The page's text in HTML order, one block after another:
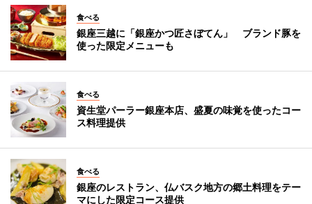
食べる
銀座三越に「銀座かつ匠さぼてん」 ブランド豚を
使った限定メニューも
食べる
資生堂パーラー銀座本店、盛夏の味覚を使ったコー
ス料理提供
食べる
銀座のレストラン、仏バスク地方の郷土料理をテー
マにした限定コース提供